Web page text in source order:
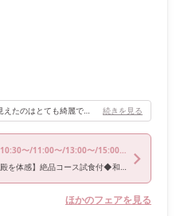
ガラス張りのチャペルで外の景色が見えたのはとても綺麗でした。 人前式にすることで、常にみなさんに顔を見せることができたので、それもよかったです！ 続きを見る
10:30〜/11:00〜/13:00〜/15:00〜/16:00〜
【光と緑に満ちた本格神殿を体感】絶品コース試食付◆和婚フェア
ほかのフェアを見る